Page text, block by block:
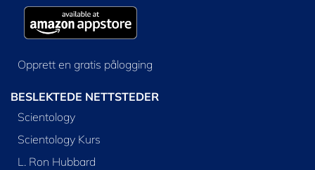
Opprett en gratis pålogging
BESLEKTEDE NETTSTEDER
Scientology
Scientology Kurs
L. Ron Hubbard